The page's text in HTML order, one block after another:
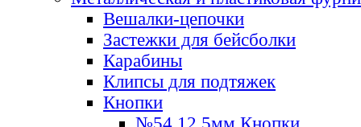
Вешалки-цепочки
Застежки для бейсболки
Карабины
Клипсы для подтяжек
Кнопки